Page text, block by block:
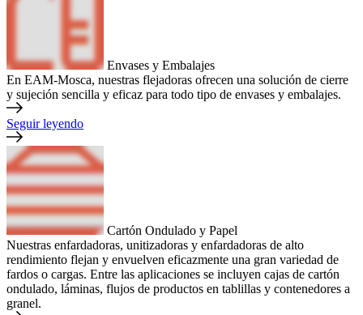
Envases y Embalajes
En EAM-Mosca, nuestras flejadoras ofrecen una solución de cierre
y sujeción sencilla y eficaz para todo tipo de envases y embalajes.
Seguir leyendo
Cartón Ondulado y Papel
Nuestras enfardadoras, unitizadoras y enfardadoras de alto
rendimiento flejan y envuelven eficazmente una gran variedad de
fardos o cargas. Entre las aplicaciones se incluyen cajas de cartón
ondulado, láminas, flujos de productos en tablillas y contenedores a
granel.